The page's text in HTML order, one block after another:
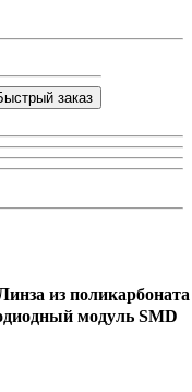
заказ
из поликарбоната
модуль SMD